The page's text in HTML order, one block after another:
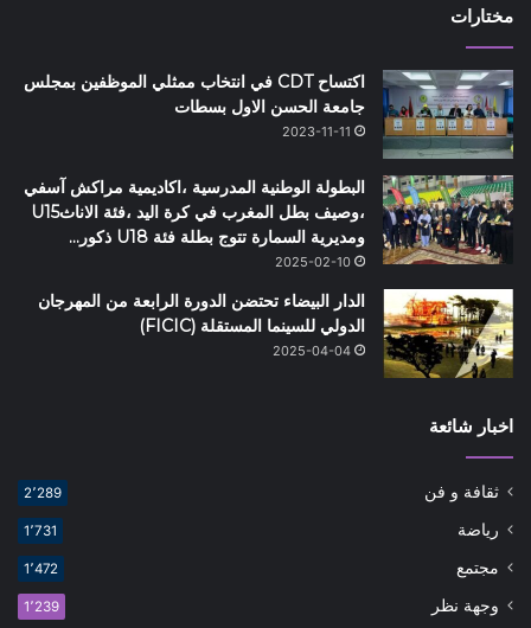
مختارات
اكتساح CDT في انتخاب ممثلي الموظفين بمجلس
جامعة الحسن الاول بسطات
2023-11-11
البطولة الوطنية المدرسية ،اكاديمية مراكش آسفي
،وصيف بطل المغرب في كرة اليد ،فئة الاناثU15
ومديرية السمارة تتوج بطلة فئة U18 ذكور…
2025-02-10
الدار البيضاء تحتضن الدورة الرابعة من المهرجان
الدولي للسينما المستقلة (FICIC)
2025-04-04
اخبار شائعة
ثقافة و فن 2٬289
رياضة 1٬731
مجتمع 1٬472
وجهة نظر 1٬239